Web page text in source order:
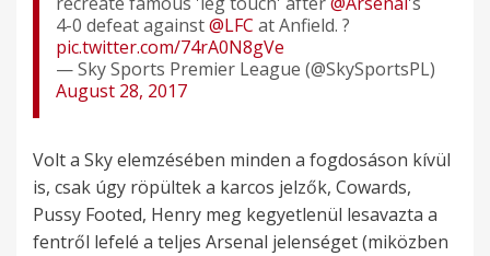
4-0 defeat against@LFC at Anfield. ?
pic.twitter.com/74rA0N8gVe
— Sky Sports Premier League (@SkySportsPL)
August 28, 2017
Volt a Sky elemzésében minden a fogdosáson kívül
is, csak úgy röpültek a karcos jelzők, Cowards,
Pussy Footed, Henry meg kegyetlenül lesavazta a
fentről lefelé a teljes Arsenal jelenséget (miközben